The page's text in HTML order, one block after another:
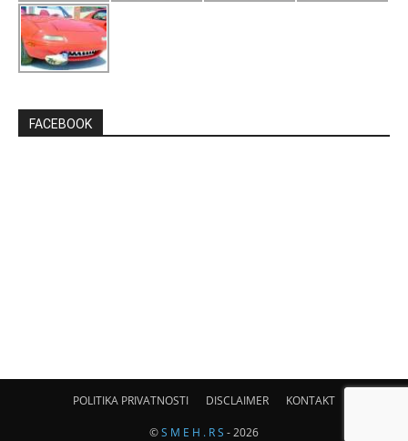
FACEBOOK
POLITIKA PRIVATNOSTI DISCLAIMER KONTAKT
©S M E H . R S - 2026